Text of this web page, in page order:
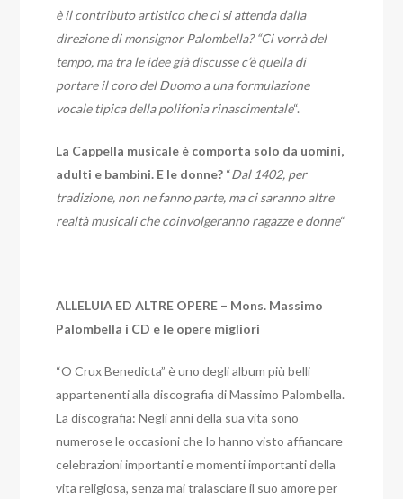
è il contributo artistico che ci si attenda dalla
direzione di monsignor Palombella? “Ci vorrà del
tempo, ma tra le idee già discusse c’è quella di
portare il coro del Duomo a una formulazione
vocale tipica della polifonia rinascimentale“.
La Cappella musicale è comporta solo da uomini,
adulti e bambini. E le donne? “Dal 1402, per
tradizione, non ne fanno parte, ma ci saranno altre
realtà musicali che coinvolgeranno ragazze e donne“
ALLELUIA ED ALTRE OPERE – Mons. Massimo
Palombella i CD e le opere migliori
“O Crux Benedicta” è uno degli album più belli
appartenenti alla discografia di Massimo Palombella.
La discografia:Negli anni della sua vita sono
numerose le occasioni che lo hanno visto affiancare
celebrazioni importanti e momenti importanti della
vita religiosa, senza mai tralasciare il suo amore per